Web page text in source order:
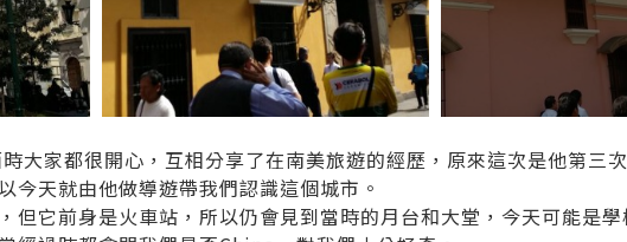
大家都很開心，互相分享了在南美旅遊的經歷，原來這次是他第三
今天就由他做導遊帶我們認識這個城市。
但它前身是火車站，所以仍會見到當時的月台和大堂，今天可能是